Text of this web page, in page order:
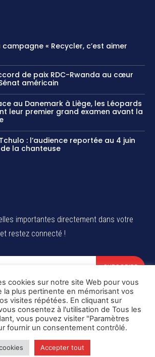
« Recycler, c’est aimer
de paix RDC-Rwanda au cœur
américain
au Danemark à Liège, les Léopards
leur premier grand examen avant la
: l’audience reportée au 4 juin
la chanteuse
importantes directement dans votre
restez connecté !
SUBSCRIBE
thePrivacy Policy.
© DiaspoRDC. All rights reserved
cookies sur notre site Web pour vous
la plus pertinente en mémorisant vos
visites répétées. En cliquant sur
consentez à l'utilisation de Tous les
vous pouvez visiter "Paramètres
fournir un consentement contrôlé.
Accepter tout